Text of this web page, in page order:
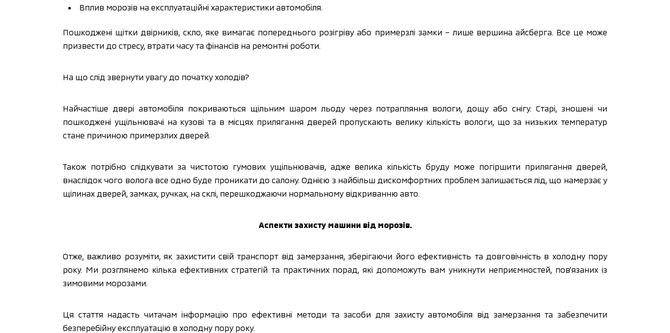
Вплив морозів на експлуатаційні характеристики автомобіля.
Пошкоджені щітки двірників, скло, яке вимагає попереднього розігріву або примерзлі замки – лише вершина айсберга. Все це може
призвести до стресу, втрати часу та фінансів на ремонтні роботи.
На що слід звернути увагу до початку холодів?
Найчастіше двері автомобіля покриваються щільним шаром льоду через потрапляння вологи, дощу або снігу. Старі, зношені чи
пошкоджені ущільнювачі на кузові та в місцях прилягання дверей пропускають велику кількість вологи, що за низьких температур
стане причиною примерзлих дверей.
Також потрібно слідкувати за чистотою гумових ущільнювачів, адже велика кількість бруду може погіршити прилягання дверей,
внаслідок чого волога все одно буде проникати до салону. Однією з найбільш дискомфортних проблем залишається лід, що намерзає у
щілинах дверей, замках, ручках, на склі, перешкоджаючи нормальному відкриванню авто.
Аспекти захисту машини від морозів.
Отже, важливо розуміти, як захистити свій транспорт від замерзання, зберігаючи його ефективність та довговічність в холодну пору
року. Ми розглянемо кілька ефективних стратегій та практичних порад, які допоможуть вам уникнути неприємностей, пов'язаних із
зимовими морозами.
Ця стаття надасть читачам інформацію про ефективні методи та засоби для захисту автомобіля від замерзання та забезпечити
безперебійну експлуатацію в холодну пору року.